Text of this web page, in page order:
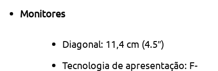
Monitores
Diagonal: 11,4 cm (4.5″)
Tecnologia de apresentação: F-